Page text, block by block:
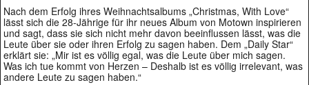
Nach dem Erfolg ihres Weihnachtsalbums „Christmas, With Love“
lässt sich die 28-Jährige für ihr neues Album von Motown inspirieren
und sagt, dass sie sich nicht mehr davon beeinflussen lässt, was die
Leute über sie oder ihren Erfolg zu sagen haben. Dem „Daily Star“
erklärt sie: „Mir ist es völlig egal, was die Leute über mich sagen.
Was ich tue kommt von Herzen – Deshalb ist es völlig irrelevant, was
andere Leute zu sagen haben.“